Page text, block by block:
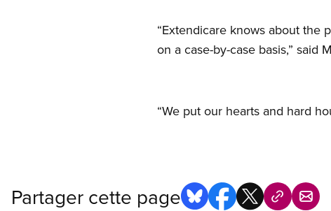
“Extendicare knows about the
on a case-by-case basis,” said
“We put our hearts and hard
Partager cette page